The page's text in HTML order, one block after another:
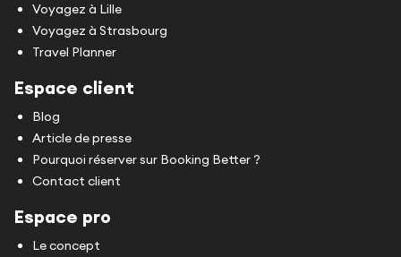
Voyagez à Lille
Voyagez à Strasbourg
Travel Planner
Espace client
Blog
Article de presse
Pourquoi réserver sur Booking Better ?
Contact client
Espace pro
Le concept